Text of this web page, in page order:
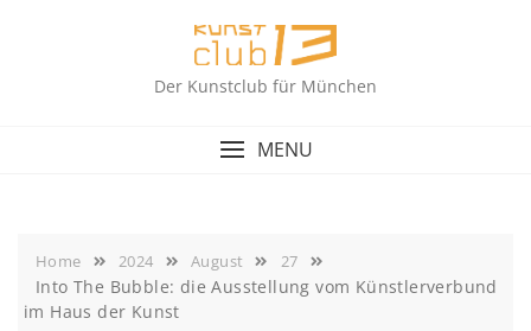
Der Kunstclub für München
MENU
Home 2024 August 27
Into The Bubble: die Ausstellung vom Künstlerverbund
im Haus der Kunst